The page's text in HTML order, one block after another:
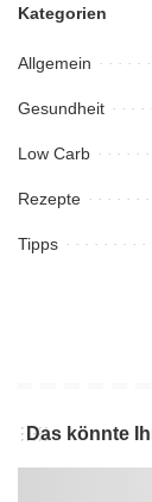
Kategorien
Allgemein
Gesundheit
Low Carb
Rezepte
Tipps
Das könnte